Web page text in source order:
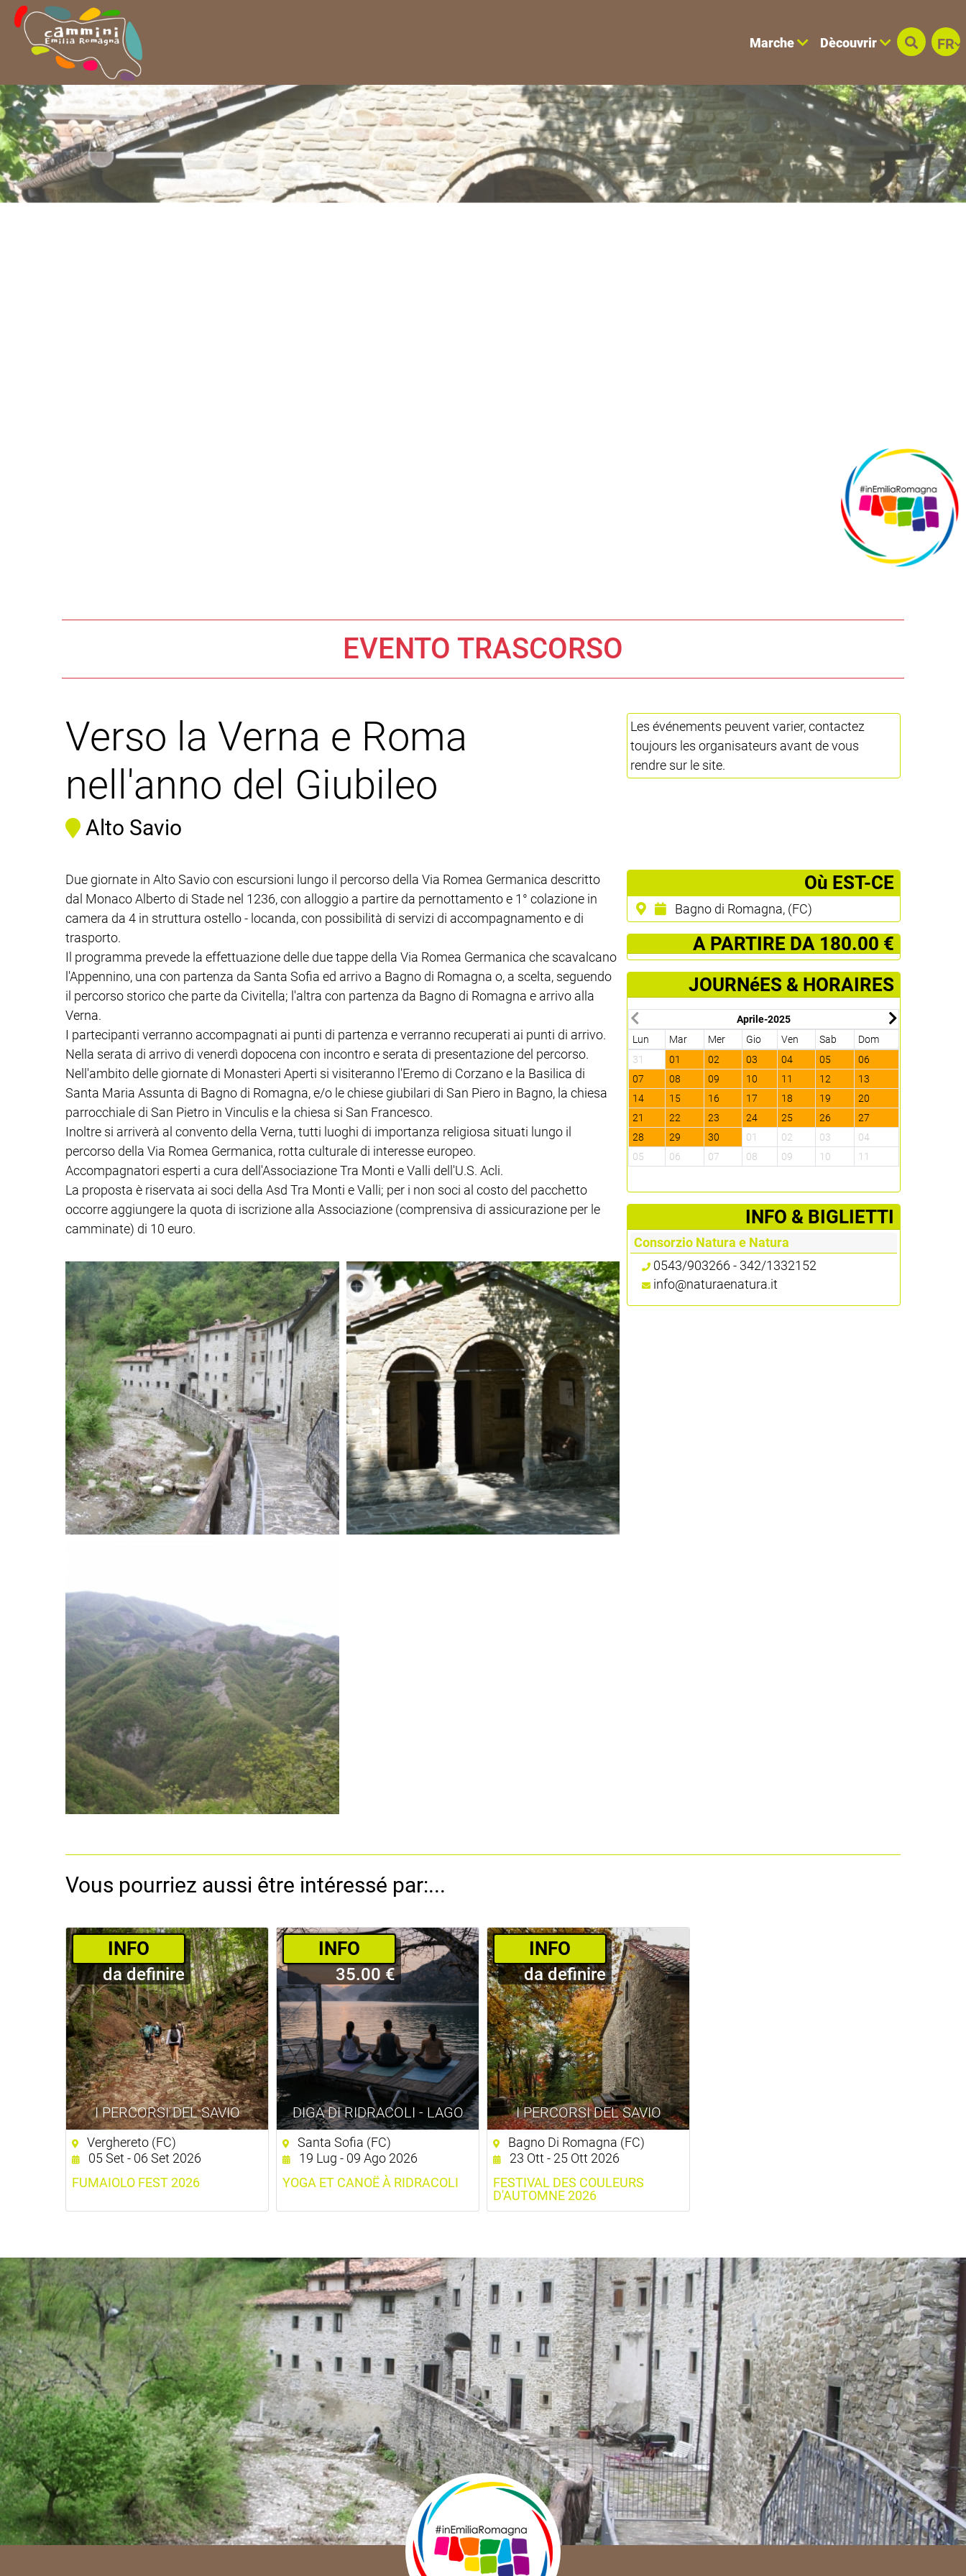
Marche Dècouvrir FR
EVENTO TRASCORSO
Verso la Verna e Roma
nell'anno del Giubileo
Alto Savio
Les événements peuvent varier, contactez
toujours les organisateurs avant de vous
rendre sur le site.
Due giornate in Alto Savio con escursioni lungo il percorso della Via Romea Germanica descritto
dal Monaco Alberto di Stade nel 1236, con alloggio a partire da pernottamento e 1° colazione in
camera da 4 in struttura ostello - locanda, con possibilità di servizi di accompagnamento e di
trasporto.
Il programma prevede la effettuazione delle due tappe della Via Romea Germanica che scavalcano
l'Appennino, una con partenza da Santa Sofia ed arrivo a Bagno di Romagna o, a scelta, seguendo
il percorso storico che parte da Civitella; l'altra con partenza da Bagno di Romagna e arrivo alla
Verna.
I partecipanti verranno accompagnati ai punti di partenza e verranno recuperati ai punti di arrivo.
Nella serata di arrivo di venerdì dopocena con incontro e serata di presentazione del percorso.
Nell'ambito delle giornate di Monasteri Aperti si visiteranno l'Eremo di Corzano e la Basilica di
Santa Maria Assunta di Bagno di Romagna, e/o le chiese giubilari di San Piero in Bagno, la chiesa
parrocchiale di San Pietro in Vinculis e la chiesa si San Francesco.
Inoltre si arriverà al convento della Verna, tutti luoghi di importanza religiosa situati lungo il
percorso della Via Romea Germanica, rotta culturale di interesse europeo.
Accompagnatori esperti a cura dell'Associazione Tra Monti e Valli dell'U.S. Acli.
La proposta è riservata ai soci della Asd Tra Monti e Valli; per i non soci al costo del pacchetto
occorre aggiungere la quota di iscrizione alla Associazione (comprensiva di assicurazione per le
camminate) di 10 euro.
­Où EST-CE
Bagno di Romagna, (FC)
­ A PARTIRE DA 180.00 €
JOURNéES & HORAIRES
Aprile-2025
Lun
Mar Mer Gio Ven Sab
Dom
31
01 02 03 04 05
06
07
08 09 10 11 12
13
14
15 16 17 18 19
20
21
22 23 24 25 26
27
28
29 30 01 02 03
04
05
06 07 08 09 10 11
­INFO & BIGLIETTI
Consorzio Natura e Natura
0543/903266 - 342/1332152
info@naturaenatura.it
Vous pourriez aussi être intéressé par:...
I PERCORSI DEL SAVIO
­INFO
da definire
Verghereto (FC)
05 Set - 06 Set 2026
FUMAIOLO FEST 2026
DIGA DI RIDRACOLI - LAGO
­INFO
35.00 €
Santa Sofia (FC)
19 Lug - 09 Ago 2026
YOGA ET CANOË À RIDRACOLI
I PERCORSI DEL SAVIO
­INFO
da definire
Bagno Di Romagna (FC)
23 Ott - 25 Ott 2026
FESTIVAL DES COULEURS
D'AUTOMNE 2026